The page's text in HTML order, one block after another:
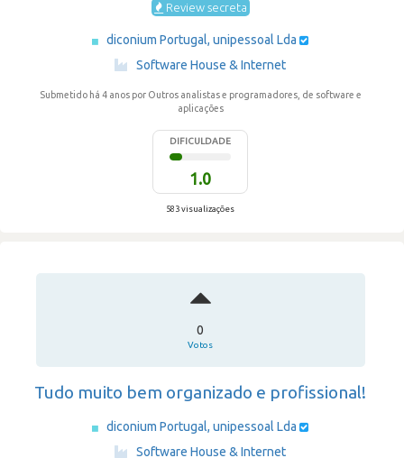
Review secreta
diconium Portugal, unipessoal Lda
Software House & Internet
Submetido há 4 anos por Outros analistas e programadores, de software e
aplicações
DIFICULDADE
1.0
583 visualizações
0
Votos
Tudo muito bem organizado e profissional!
diconium Portugal, unipessoal Lda
Software House & Internet